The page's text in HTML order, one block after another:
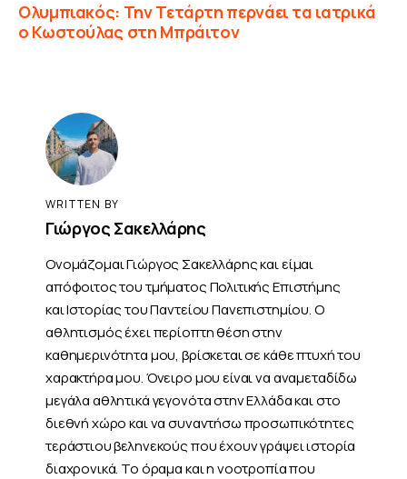
Ολυμπιακός: Την Τετάρτη περνάει τα ιατρικά
ο Κωστούλας στη Μπράιτον
WRITTEN BY
Γιώργος Σακελλάρης
Ονομάζομαι Γιώργος Σακελλάρης και είμαι
απόφοιτος του τμήματος Πολιτικής Επιστήμης
και Ιστορίας του Παντείου Πανεπιστημίου. Ο
αθλητισμός έχει περίοπτη θέση στην
καθημερινότητα μου, βρίσκεται σε κάθε πτυχή του
χαρακτήρα μου. Όνειρο μου είναι να αναμεταδίδω
μεγάλα αθλητικά γεγονότα στην Ελλάδα και στο
διεθνή χώρο και να συναντήσω προσωπικότητες
τεράστιου βεληνεκούς που έχουν γράψει ιστορία
διαχρονικά. Το όραμα και η νοοτροπία που